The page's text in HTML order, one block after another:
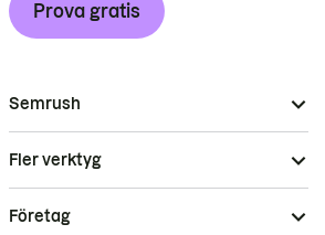
Prova gratis
Semrush
Fler verktyg
Företag